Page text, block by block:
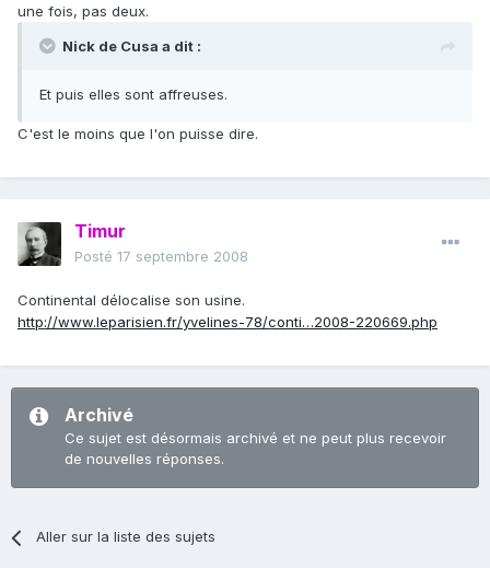
une fois, pas deux.
Nick de Cusa a dit :
Et puis elles sont affreuses.
C'est le moins que l'on puisse dire.
Timur
Posté 17 septembre 2008
Continental délocalise son usine.
http://www.leparisien.fr/yvelines-78/conti…2008-220669.php
Archivé
Ce sujet est désormais archivé et ne peut plus recevoir
de nouvelles réponses.
Aller sur la liste des sujets